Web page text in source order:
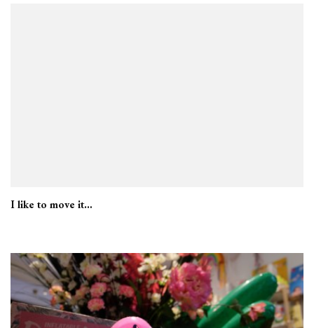
I like to move it…